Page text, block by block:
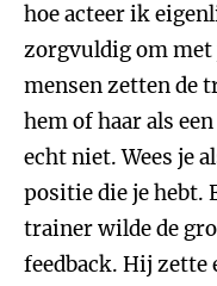
hoe acteer ik
zorgvuldig om met
mensen zetten de
hem of haar als
echt niet. Wees je
positie die je hebt.
trainer wilde de
feedback. Hij zette